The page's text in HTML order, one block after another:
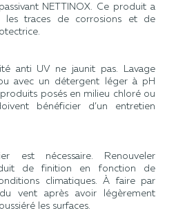
NETTINOX. Ce produit a
les traces de corrosions et de
anti UV ne jaunit pas. Lavage
avec un détergent léger à pH
posés en milieu chloré ou
bénéficier d’un entretien
est nécessaire. Renouveler
de finition en fonction de
climatiques.​ À faire par
vent après avoir légèrement
les surfaces.